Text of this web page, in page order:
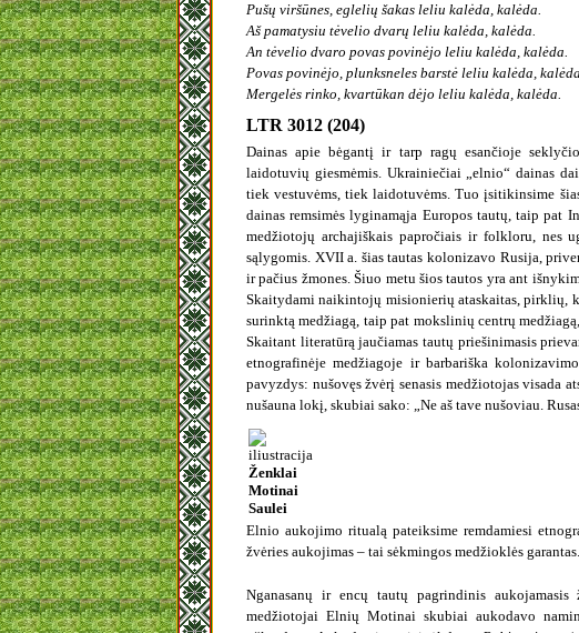
Pušų viršūnes, eglelių šakas leliu kalėda, kalėda.
Aš pamatysiu tėvelio dvarų leliu kalėda, kalėda.
An tėvelio dvaro povas povinėjo leliu kalėda, kalėda.
Povas povinėjo, plunksneles barstė leliu kalėda,
Mergelės rinko, kvartūkan dėjo leliu kalėda, kalėda.
LTR 3012 (204)
Dainas apie bėgantį ir tarp ragų esančioje
laidotuvių giesmėmis. Ukrainiečiai „elnio“ dainas
tiek vestuvėms, tiek laidotuvėms. Tuo įsitikinsime
dainas remsimės lyginamąja Europos tautų, taip
medžiotojų archajiškais papročiais ir folkloru, nes
sąlygomis. XVII a. šias tautas kolonizavo Rusija,
ir pačius žmones. Šiuo metu šios tautos yra ant
Skaitydami naikintojų misionierių ataskaitas, pirklių,
surinktą medžiagą, taip pat mokslinių centrų
Skaitant literatūrą jaučiamas tautų priešinimasis
etnografinėje medžiagoje ir barbariška
pavyzdys: nušovęs žvėrį senasis medžiotojas visada
nušauna lokį, skubiai sako: „Ne aš tave nušoviau.
Ženklai
Motinai
Saulei
Elnio aukojimo ritualą pateiksime remdamiesi
žvėries aukojimas – tai sėkmingos medžioklės garantas.
Nganasanų ir encų tautų pagrindinis
medžiotojai Elnių Motinai skubiai aukodavo